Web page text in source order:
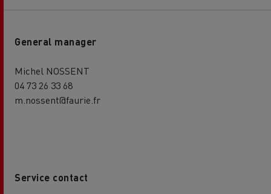
General manager
Michel NOSSENT
04 73 26 33 68
m.nossent@faurie.fr
Service contact